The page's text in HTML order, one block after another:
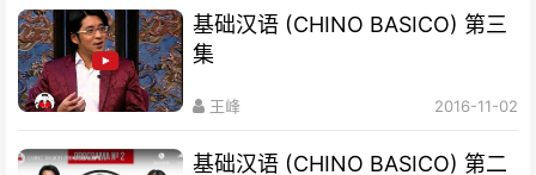
基础汉语 (CHINO BASICO) 第三
集
王峰 2016-11-02
基础汉语 (CHINO BASICO) 第二